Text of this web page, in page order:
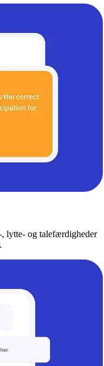
lytte- og talefærdigheder